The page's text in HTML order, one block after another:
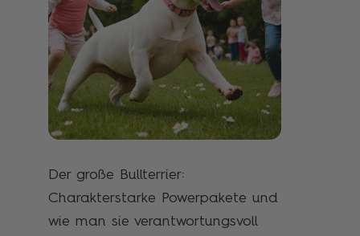
Der große Bullterrier:
Charakterstarke Powerpakete und
wie man sie verantwortungsvoll